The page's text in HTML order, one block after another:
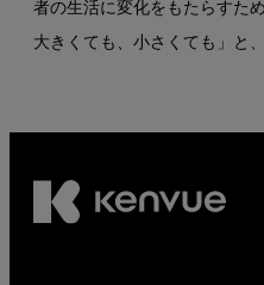
者の生活に変化をもたらすた
大きくても、小さくても」と